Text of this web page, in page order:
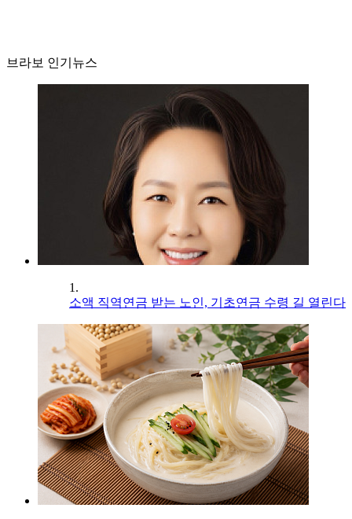
브라보 인기뉴스
1.
소액 직역연금 받는 노인, 기초연금 수령 길 열린다